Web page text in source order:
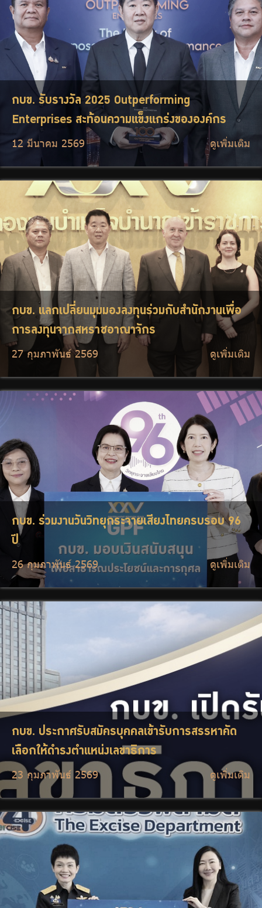
กบข. รับรางวัล 2025 Outperforming
Enterprises สะท้อนความแข็งแกร่งขององค์กร
12 มีนาคม 2569 ดูเพิ่มเติม
กบข. แลกเปลี่ยนมุมมองลงทุนร่วมกับสำนักงานเพื่อ
การลงทุนจากสหราชอาณาจักร
27 กุมภาพันธ์ 2569 ดูเพิ่มเติม
กบข. ร่วมงานวันวิทยุกระจายเสียงไทยครบรอบ 96
ปี
26 กุมภาพันธ์ 2569 ดูเพิ่มเติม
กบข. ประกาศรับสมัครบุคคลเข้ารับการสรรหาคัด
เลือกให้ดำรงตำแหน่งเลขาธิการ
23 กุมภาพันธ์ 2569 ดูเพิ่มเติม